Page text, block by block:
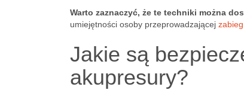
Warto zaznaczyć, że te techniki można
umiejętności osoby przeprowadzającej zabieg
Jakie są
akupresury?